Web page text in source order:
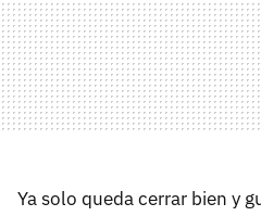
Ya solo queda cerrar bien y